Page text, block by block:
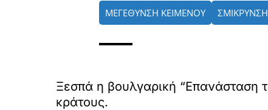
ΜΕΓΕΘΥΝΣΗ ΚΕΙΜΕΝΟΥ
Ξεσπά η βουλγαρική “Επανάσταση
κράτους.